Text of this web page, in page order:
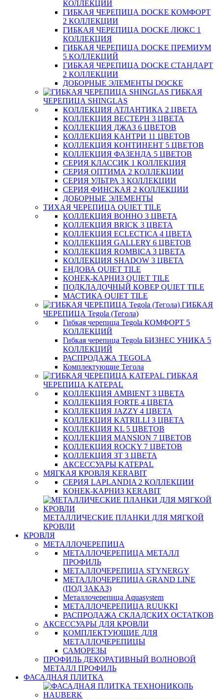
КОЛЛЕКЦИИ
ГИБКАЯ ЧЕРЕПИЦА DOCKE КОМФОРТ
2 КОЛЛЕКЦИИ
ГИБКАЯ ЧЕРЕПИЦА DOCKE ЛЮКС 1
КОЛЛЕКЦИЯ
ГИБКАЯ ЧЕРЕПИЦА DOCKE ПРЕМИУМ
5 КОЛЛЕКЦИЙ
ГИБКАЯ ЧЕРЕПИЦА DOCKE СТАНДАРТ
2 КОЛЛЕКЦИИ
ДОБОРНЫЕ ЭЛЕМЕНТЫ DOCKE
ГИБКАЯ
ЧЕРЕПИЦА SHINGLAS
КОЛЛЕКЦИЯ АТЛАНТИКА 2 ЦВЕТА
КОЛЛЕКЦИЯ ВЕСТЕРН 3 ЦВЕТА
КОЛЛЕКЦИЯ ДЖАЗ 6 ЦВЕТОВ
КОЛЛЕКЦИЯ КАНТРИ 11 ЦВЕТОВ
КОЛЛЕКЦИЯ КОНТИНЕНТ 5 ЦВЕТОВ
КОЛЛЕКЦИЯ ФАЗЕНДА 5 ЦВЕТОВ
СЕРИЯ КЛАССИК 1 КОЛЛЕКЦИЯ
СЕРИЯ ОПТИМА 2 КОЛЛЕКЦИИ
СЕРИЯ УЛЬТРА 3 КОЛЛЕКЦИИ
СЕРИЯ ФИНСКАЯ 2 КОЛЛЕКЦИИ
ДОБОРНЫЕ ЭЛЕМЕНТЫ
ТИХАЯ ЧЕРЕПИЦА QUIET TILE
КОЛЛЕКЦИЯ BOHHO 3 ЦВЕТА
КОЛЛЕКЦИЯ BRICK 3 ЦВЕТА
КОЛЛЕКЦИЯ ECLECTICA 4 ЦВЕТА
КОЛЛЕКЦИЯ GALLERY 6 ЦВЕТОВ
КОЛЛЕКЦИЯ ROMBICA 3 ЦВЕТА
КОЛЛЕКЦИЯ SHADOW 3 ЦВЕТА
ЕНДОВА QUIET TILE
КОНЕК-КАРНИЗ QUIET TILE
ПОДКЛАДОЧНЫЙ КОВЕР QUIET TILE
МАСТИКА QUIET TILE
ГИБКАЯ
ЧЕРЕПИЦА Tegola (Тегола)
Гибкая черепица Tegola КОМФОРТ 5
КОЛЛЕКЦИЙ
Гибкая черепица Tegola БИЗНЕС УНИКА 5
КОЛЛЕКЦИЙ
РАСПРОДАЖА TEGOLA
Комплектующие Тегола
ГИБКАЯ
ЧЕРЕПИЦА KATEPAL
КОЛЛЕКЦИЯ AMBIENT 3 ЦВЕТА
КОЛЛЕКЦИЯ FORTE 4 ЦВЕТА
КОЛЛЕКЦИЯ JAZZY 4 ЦВЕТА
КОЛЛЕКЦИЯ KATRILLI 3 ЦВЕТА
КОЛЛЕКЦИЯ KL 5 ЦВЕТОВ
КОЛЛЕКЦИЯ MANSION 7 ЦВЕТОВ
КОЛЛЕКЦИЯ ROCKY 7 ЦВЕТОВ
КОЛЛЕКЦИЯ ЗТ 3 ЦВЕТА
АКСЕССУАРЫ KATEPAL
МЯГКАЯ КРОВЛЯ KERABIT
СЕРИЯ LAPLANDIA 2 КОЛЛЕКЦИИ
КОНЕК-КАРНИЗ KERABIT
МЕТАЛЛИЧЕСКИЕ ПЛАНКИ ДЛЯ МЯГКОЙ
КРОВЛИ
КРОВЛЯ
МЕТАЛЛОЧЕРЕПИЦА
МЕТАЛЛОЧЕРЕПИЦА МЕТАЛЛ
ПРОФИЛЬ
МЕТАЛЛОЧЕРЕПИЦА STYNERGY
МЕТАЛЛОЧЕРЕПИЦА GRAND LINE
(ПОД ЗАКАЗ)
Металлочерепица Aquasystem
МЕТАЛЛОЧЕРЕПИЦА RUUKKI
РАСПРОДАЖА СКЛАДСКИХ ОСТАТКОВ
АКСЕССУАРЫ ДЛЯ КРОВЛИ
КОМПЛЕКТУЮЩИЕ ДЛЯ
МЕТАЛЛОЧЕРЕПИЦЫ
САМОРЕЗЫ
ПРОФИЛЬ ДЕКОРАТИВНЫЙ ВОЛНОВОЙ
МЕТАЛЛ ПРОФИЛЬ
ФАСАДНАЯ ПЛИТКА